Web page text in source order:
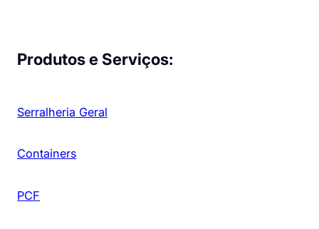
Produtos e Serviços:
Serralheria Geral
Containers
PCF